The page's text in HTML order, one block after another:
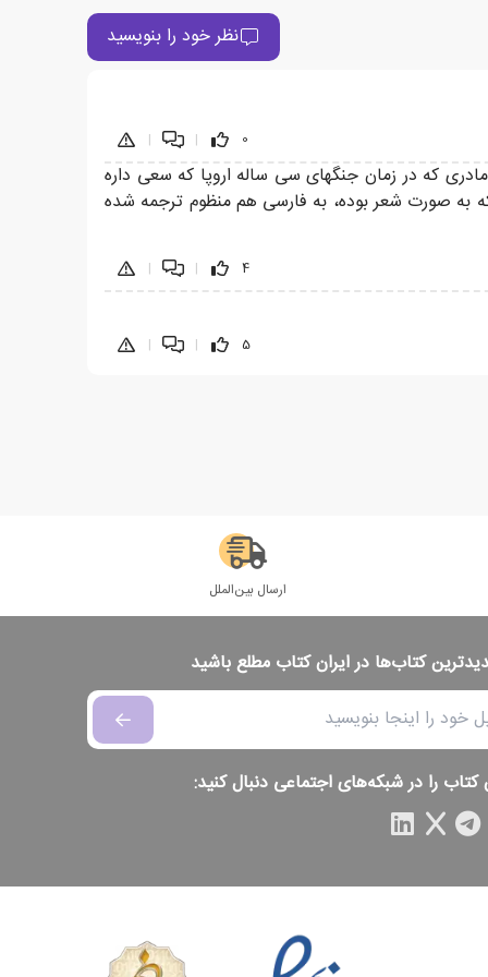
نظر خود را بنویسید
0
|
|
که در زمان جنگهای سی ساله اروپا که سعی داره
صورت شعر بوده، به فارسی هم منظوم ترجمه شده
4
|
|
5
|
|
ارسال بین‌الملل
کتاب‌ها در ایران کتاب مطلع باشید
کتاب را در شبکه‌های اجتماعی دنبال کنید: